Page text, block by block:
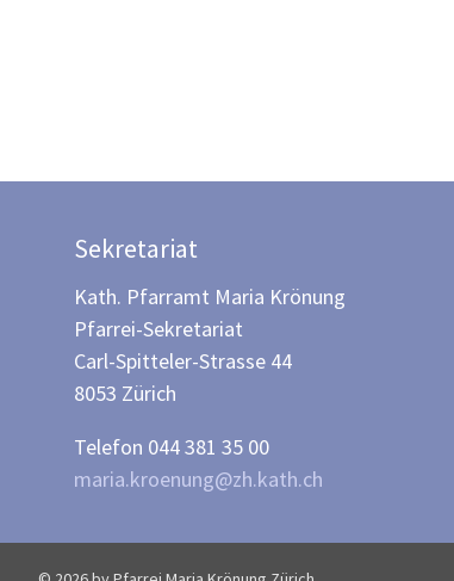
Sekretariat
Kath. Pfarramt Maria Krönung
Pfarrei-Sekretariat
Carl-Spitteler-Strasse 44
8053 Zürich
Telefon 044 381 35 00
maria.kroenung@zh.kath.ch